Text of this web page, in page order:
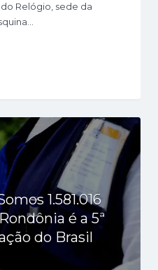
Relógio, sede da
1.581.016
é a 5ª
do Brasil